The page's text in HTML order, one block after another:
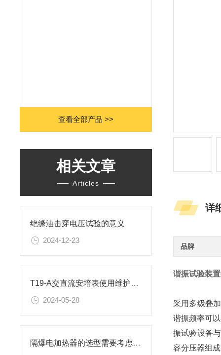
查看全部产品 >>
相关文章
Articles
绝缘油击穿电压试验的意义
2024-12-23
T19-A交直流安培表使用维护方法
2024-05-28
隔爆电加热器的选型需要考虑哪些因素
详
品牌
谐振试验装
采用多级叠
谐振频率可
振试验设备
容分压器组